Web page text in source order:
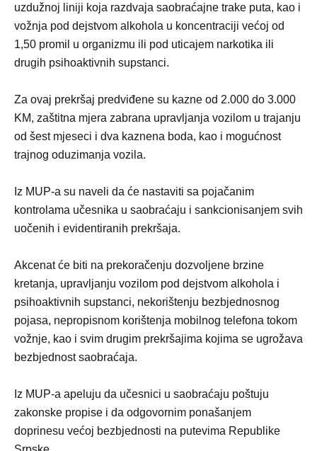
uzdužnoj liniji koja razdvaja saobraćajne trake puta, kao i
vožnja pod dejstvom alkohola u koncentraciji većoj od
1,50 promil u organizmu ili pod uticajem narkotika ili
drugih psihoaktivnih supstanci.
Za ovaj prekršaj predviđene su kazne od 2.000 do 3.000
KM, zaštitna mjera zabrana upravljanja vozilom u trajanju
od šest mjeseci i dva kaznena boda, kao i mogućnost
trajnog oduzimanja vozila.
Iz MUP-a su naveli da će nastaviti sa pojačanim
kontrolama učesnika u saobraćaju i sankcionisanjem svih
uočenih i evidentiranih prekršaja.
Akcenat će biti na prekoračenju dozvoljene brzine
kretanja, upravljanju vozilom pod dejstvom alkohola i
psihoaktivnih supstanci, nekorištenju bezbjednosnog
pojasa, nepropisnom korištenja mobilnog telefona tokom
vožnje, kao i svim drugim prekršajima kojima se ugrožava
bezbjednost saobraćaja.
Iz MUP-a apeluju da učesnici u saobraćaju poštuju
zakonske propise i da odgovornim ponašanjem
doprinesu većoj bezbjednosti na putevima Republike